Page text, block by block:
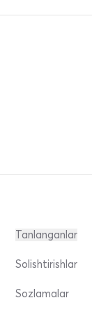
Tanlanganlar
Solishtirishlar
Sozlamalar